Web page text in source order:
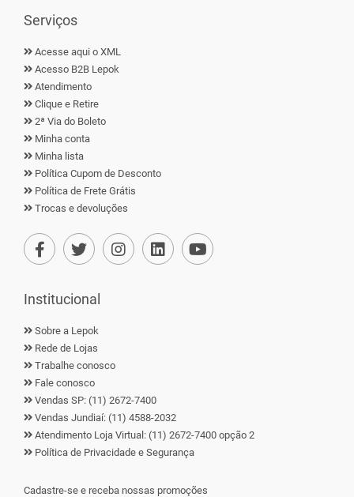
Serviços
Acesse aqui o XML
Acesso B2B Lepok
Atendimento
Clique e Retire
2ª Via do Boleto
Minha conta
Minha lista
Política Cupom de Desconto
Política de Frete Grátis
Trocas e devoluções
Institucional
Sobre a Lepok
Rede de Lojas
Trabalhe conosco
Fale conosco
Vendas SP: (11) 2672-7400
Vendas Jundiaí: (11) 4588-2032
Atendimento Loja Virtual: (11) 2672-7400 opção 2
Política de Privacidade e Segurança
Cadastre-se e receba nossas promoções